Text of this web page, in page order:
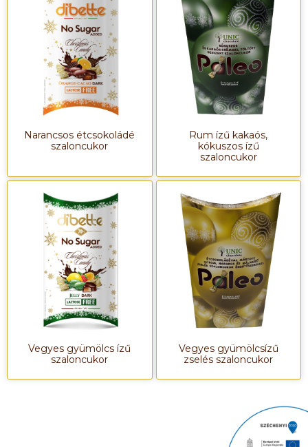
Narancsos étcsokoládé
szaloncukor
Rum ízű kakaós,
kókuszos ízű
szaloncukor
Vegyes gyümölcs ízű
szaloncukor
Vegyes gyümölcsízű
zselés szaloncukor